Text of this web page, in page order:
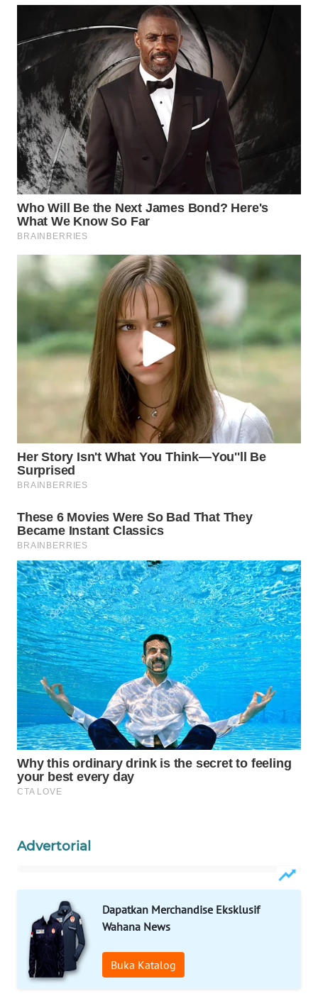
Advertorial
Dapatkan Merchandise Eksklusif
Wahana News
Buka Katalog
WN
TIMUR
SEMARANG
WN
SOLO
WN
BOROBUDUR
WN
WN
SURABAYA
WN
NATUNA
WN
MANDALIKA
LIKUPANG
WN
LABUANBAJO
WN
BORNEO
Wahana
Media
Group
WAHANA
NEWS
WAHANA
TANI
WAHANA
KONSUMEN
WAHANA
LISTRIK